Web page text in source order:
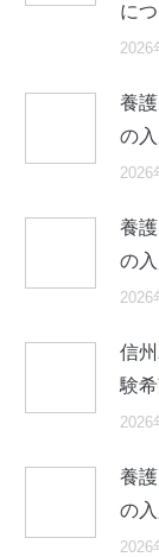
に
2026
養
の
2026
養
の
2026
信
験
2026
養
の
2026